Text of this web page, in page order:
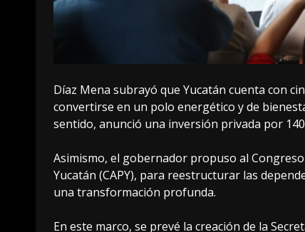
Díaz Mena subrayó que Yucatán cuenta con
convertirse en un polo energético y de
sentido, anunció una inversión privada por
Asimismo, el gobernador propuso al
Yucatán (CAPY), para reestructurar las
una transformación profunda.
En este marco, se prevé la creación de la